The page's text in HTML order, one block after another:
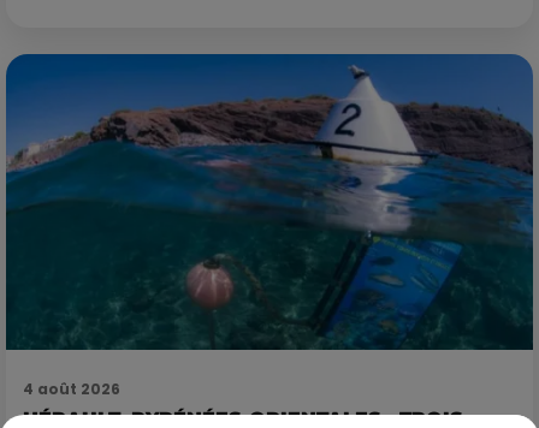
4 août 2026
HÉRAULT, PYRÉNÉES-ORIENTALES : TROIS